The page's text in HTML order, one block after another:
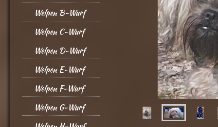
Welpen B-Wurf
Welpen C-Wurf
Welpen D-Wurf
Welpen E-Wurf
Welpen F-Wurf
Welpen G-Wurf